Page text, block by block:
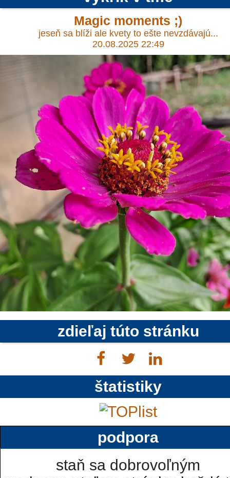
Magic moments ;)
jeseň sa blíži ale kvety to ešte nevzdávajú...
20.08.2025 22:49
zdieľaj túto stránku
štatistiky
podpora
staň sa dobrovoľným